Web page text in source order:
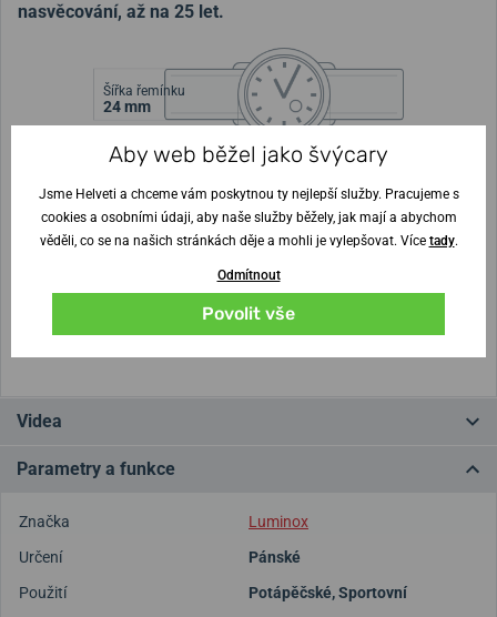
nasvěcování, až na 25 let.
Šířka řemínku
24 mm
Výška pouzdra
13 mm
Průměr pouzdra
42 mm
Nejste si jisti velikostí?
Vytisknout vzory velikostí
(U tisku nastavte Měřítko: Výchozí)
Videa
Parametry a funkce
Značka
Luminox
Určení
Pánské
Použití
Potápěčské,Sportovní
Aby web běžel jako švýcary
Jsme Helveti a chceme vám poskytnou ty nejlepší služby. Pracujeme s
cookies a osobními údaji, aby naše služby běžely, jak mají a abychom
věděli, co se na našich stránkách děje a mohli je vylepšovat. Více tady.
Odmítnout
Povolit vše